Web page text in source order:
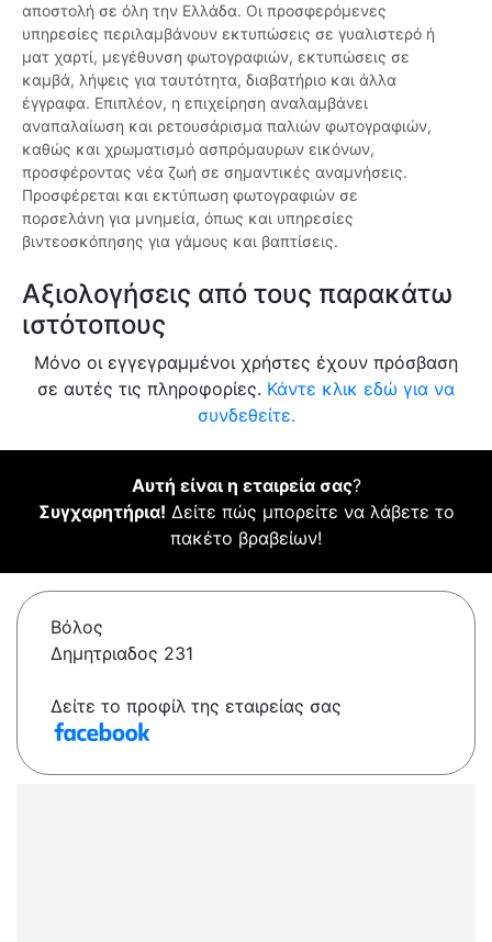
αποστολή σε όλη την Ελλάδα. Οι προσφερόμενες
υπηρεσίες περιλαμβάνουν εκτυπώσεις σε γυαλιστερό ή
ματ χαρτί, μεγέθυνση φωτογραφιών, εκτυπώσεις σε
καμβά, λήψεις για ταυτότητα, διαβατήριο και άλλα
έγγραφα. Επιπλέον, η επιχείρηση αναλαμβάνει
αναπαλαίωση και ρετουσάρισμα παλιών φωτογραφιών,
καθώς και χρωματισμό ασπρόμαυρων εικόνων,
προσφέροντας νέα ζωή σε σημαντικές αναμνήσεις.
Προσφέρεται και εκτύπωση φωτογραφιών σε
πορσελάνη για μνημεία, όπως και υπηρεσίες
βιντεοσκόπησης για γάμους και βαπτίσεις.
Αξιολογήσεις από τους παρακάτω
ιστότοπους
Μόνο οι εγγεγραμμένοι χρήστες έχουν πρόσβαση
σε αυτές τις πληροφορίες. Κάντε κλικ εδώ για να
συνδεθείτε.
Αυτή είναι η εταιρεία σας?
Συγχαρητήρια! Δείτε πώς μπορείτε να λάβετε το
πακέτο βραβείων!
Βόλος
Δημητριαδος 231
Δείτε το προφίλ της εταιρείας σας